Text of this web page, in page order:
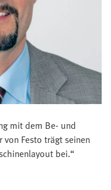
mit dem Be- und
von Festo trägt seinen
bei.“